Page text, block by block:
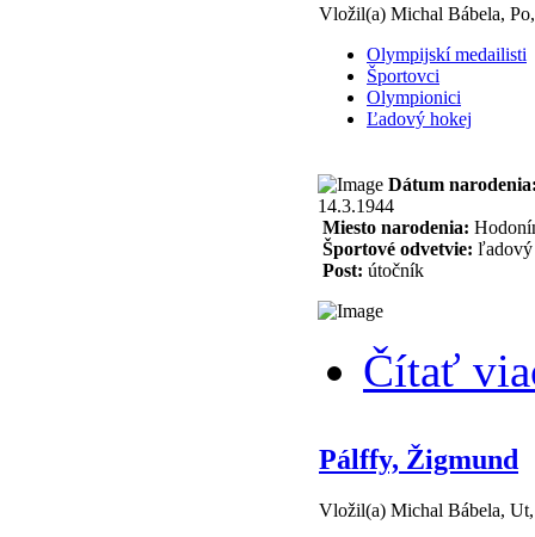
Vložil(a) Michal Bábela,
Olympijskí medailisti
Športovci
Olympionici
Ľadový hokej
Dátum
14.3.1944
Miesto narodenia:
Športové odvetvie: ľadový
Post: útočník
Čítať
Pálffy, Žigmund
Vložil(a) Michal Bábela,